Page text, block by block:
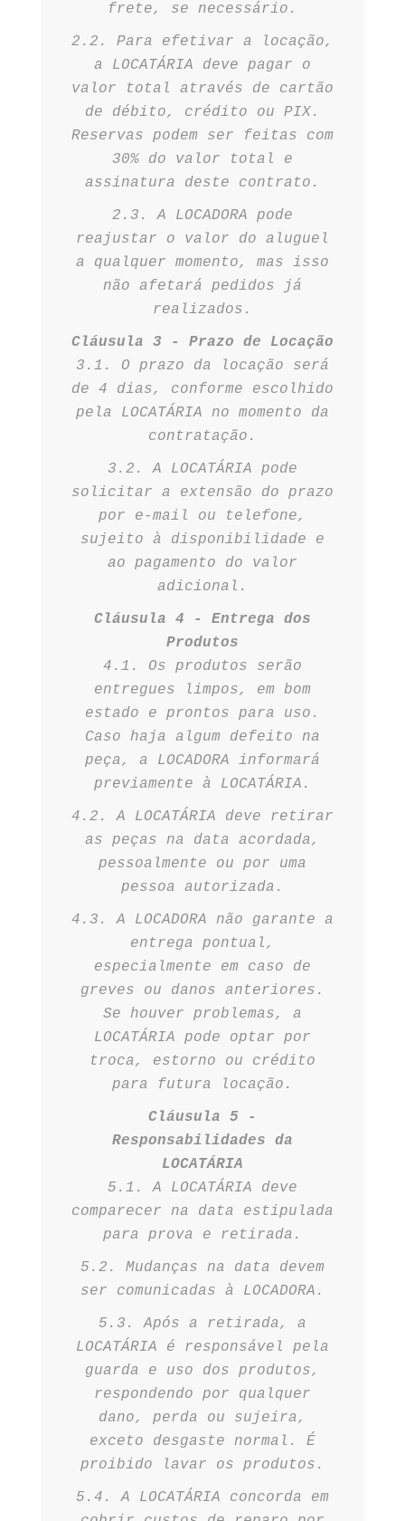
frete, se necessário.
2.2. Para efetivar a locação,
a LOCATÁRIA deve pagar o
valor total através de cartão
de débito, crédito ou PIX.
Reservas podem ser feitas com
30% do valor total e
assinatura deste contrato.
2.3. A LOCADORA pode
reajustar o valor do aluguel
a qualquer momento, mas isso
não afetará pedidos já
realizados.
Cláusula 3 - Prazo de Locação
3.1. O prazo da locação será
de 4 dias, conforme escolhido
pela LOCATÁRIA no momento da
contratação.
3.2. A LOCATÁRIA pode
solicitar a extensão do prazo
por e-mail ou telefone,
sujeito à disponibilidade e
ao pagamento do valor
adicional.
Cláusula 4 - Entrega dos
Produtos
4.1. Os produtos serão
entregues limpos, em bom
estado e prontos para uso.
Caso haja algum defeito na
peça, a LOCADORA informará
previamente à LOCATÁRIA.
4.2. A LOCATÁRIA deve retirar
as peças na data acordada,
pessoalmente ou por uma
pessoa autorizada.
4.3. A LOCADORA não garante a
entrega pontual,
especialmente em caso de
greves ou danos anteriores.
Se houver problemas, a
LOCATÁRIA pode optar por
troca, estorno ou crédito
para futura locação.
Cláusula 5 -
Responsabilidades da
LOCATÁRIA
5.1. A LOCATÁRIA deve
comparecer na data estipulada
para prova e retirada.
5.2. Mudanças na data devem
ser comunicadas à LOCADORA.
5.3. Após a retirada, a
LOCATÁRIA é responsável pela
guarda e uso dos produtos,
respondendo por qualquer
dano, perda ou sujeira,
exceto desgaste normal. É
proibido lavar os produtos.
5.4. A LOCATÁRIA concorda em